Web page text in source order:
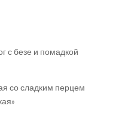
с безе и помадкой
со сладким перцем